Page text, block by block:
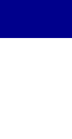
Zur